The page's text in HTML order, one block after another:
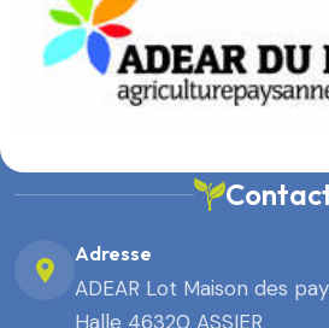
Adresse
ADEAR Lot Maison des
Halle 46320 ASSIER